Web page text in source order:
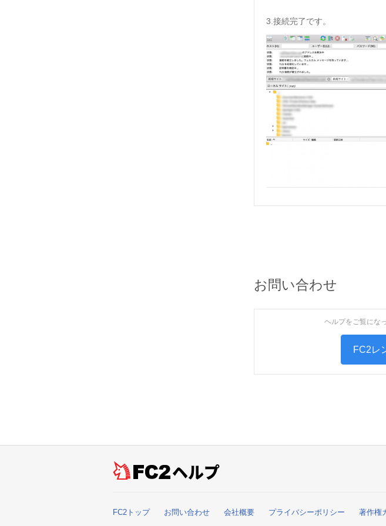
3.接続完了です。
お問い合わせ
ヘルプをご覧にな
FC2レ
ヘルプ
FC2トップ お問い合わせ 会社概要 プライバシーポリシー 著作権